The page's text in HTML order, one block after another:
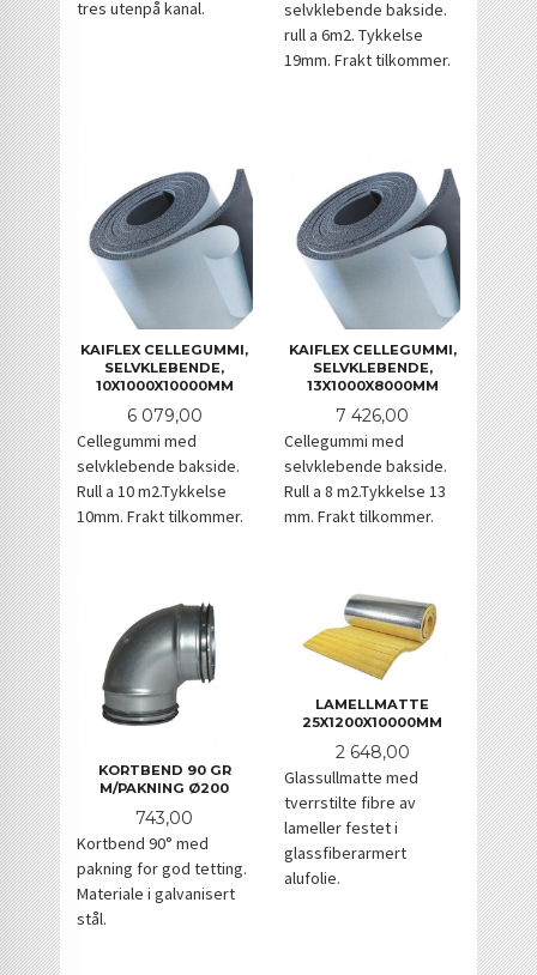
tres utenpå kanal.
selvklebende bakside.
rull a 6m2. Tykkelse
19mm. Frakt tilkommer.
KAIFLEX CELLEGUMMI,
SELVKLEBENDE,
10X1000X10000MM
Pris
6 079,00
Cellegummi med
selvklebende bakside.
Rull a 10 m2.Tykkelse
10mm. Frakt tilkommer.
KAIFLEX CELLEGUMMI,
SELVKLEBENDE,
13X1000X8000MM
Pris
7 426,00
Cellegummi med
selvklebende bakside.
Rull a 8 m2.Tykkelse 13
mm. Frakt tilkommer.
KORTBEND 90 GR
M/PAKNING Ø200
Pris
743,00
Kortbend 90° med
pakning for god tetting.
Materiale i galvanisert
stål.
LAMELLMATTE
25X1200X10000MM
Pris
2 648,00
Glassullmatte med
tverrstilte fibre av
lameller festet i
glassfiberarmert
alufolie.